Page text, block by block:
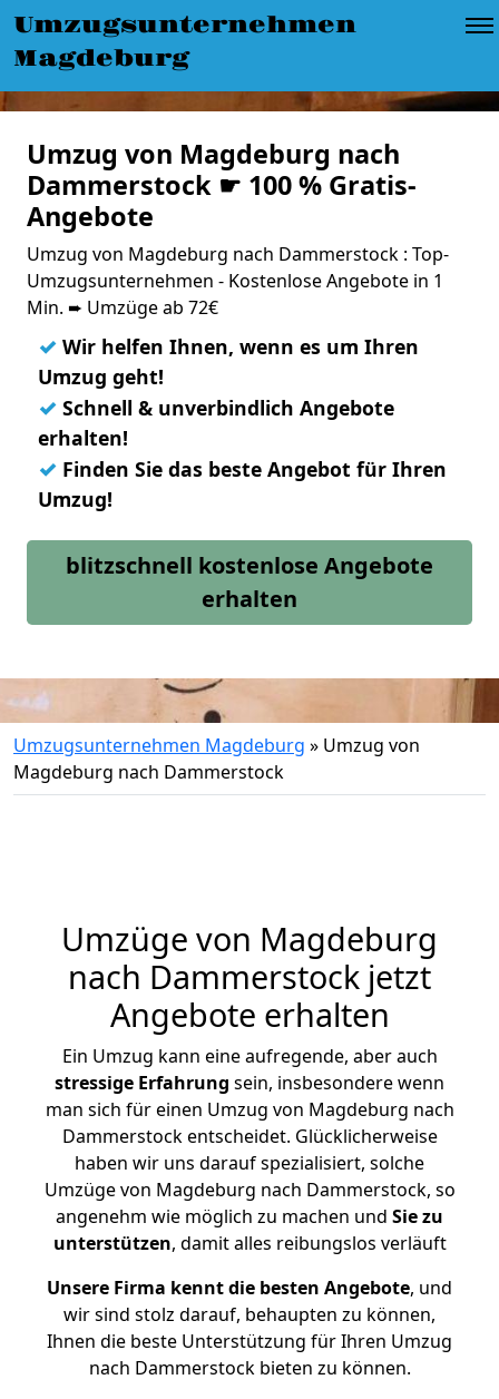
Umzugsunternehmen
Magdeburg
Umzug von Magdeburg nach
Dammerstock ☛ 100 % Gratis-
Angebote
Umzug von Magdeburg nach Dammerstock : Top-
Umzugsunternehmen - Kostenlose Angebote in 1
Min. ➨ Umzüge ab 72€
✓ Wir helfen Ihnen, wenn es um Ihren
Umzug geht!
✓ Schnell & unverbindlich Angebote
erhalten!
✓ Finden Sie das beste Angebot für Ihren
Umzug!
blitzschnell kostenlose Angebote
erhalten
Umzugsunternehmen Magdeburg » Umzug von
Magdeburg nach Dammerstock
Umzüge von Magdeburg
nach Dammerstock jetzt
Angebote erhalten
Ein Umzug kann eine aufregende, aber auch
stressige Erfahrung sein, insbesondere wenn
man sich für einen Umzug von Magdeburg nach
Dammerstock entscheidet. Glücklicherweise
haben wir uns darauf spezialisiert, solche
Umzüge von Magdeburg nach Dammerstock, so
angenehm wie möglich zu machen und Sie zu
unterstützen, damit alles reibungslos verläuft
Unsere Firma kennt die besten Angebote, und
wir sind stolz darauf, behaupten zu können,
Ihnen die beste Unterstützung für Ihren Umzug
nach Dammerstock bieten zu können.